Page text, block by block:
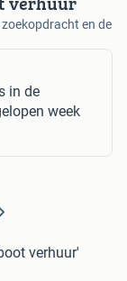
en de
in de
week
verhuur'